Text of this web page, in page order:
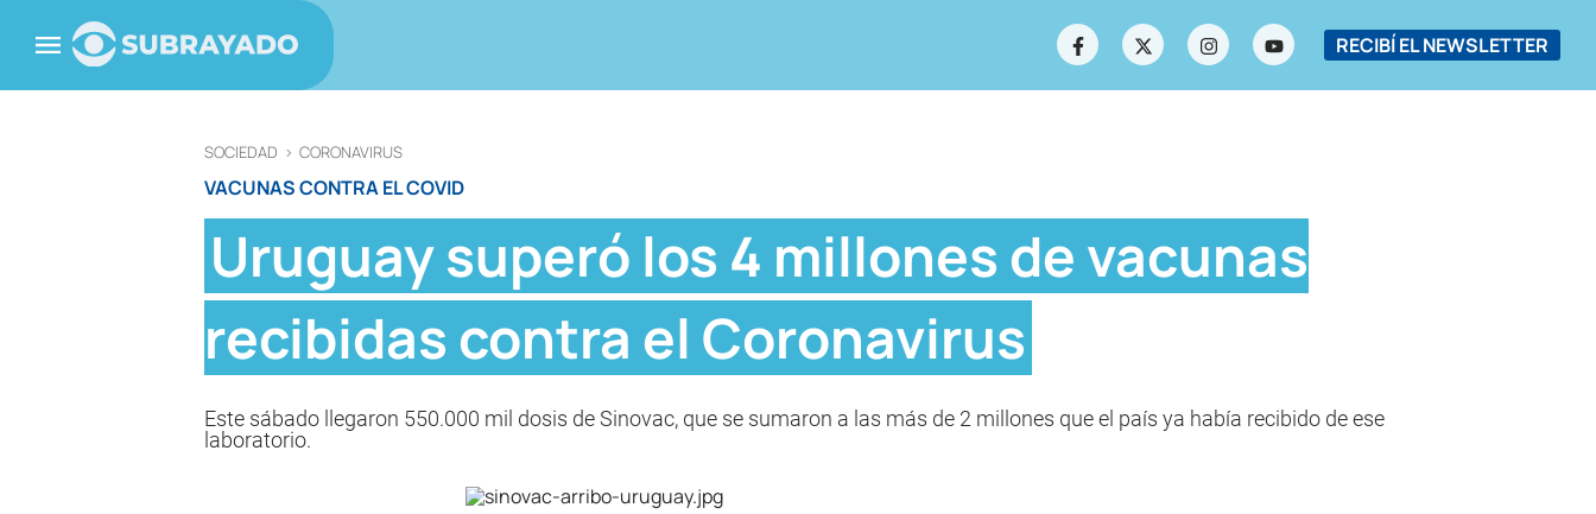
RECIBÍ EL NEWSLETTER
SOCIEDAD > CORONAVIRUS
VACUNAS CONTRA EL COVID
Uruguay superó los 4 millones de vacunas
recibidas contra el Coronavirus
Este sábado llegaron 550.000 mil dosis de Sinovac, que se sumaron a las más de 2 millones que el país ya había recibido de ese
laboratorio.